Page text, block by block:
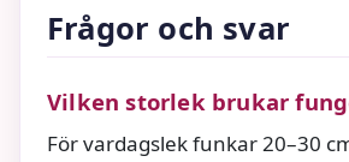
Frågor och svar
Vilken storlek brukar
För vardagslek funkar 20–30